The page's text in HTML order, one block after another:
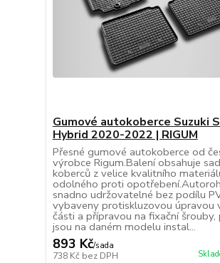
Gumové autokoberce Suzuki
Hybrid 2020-2022 | RIGUM
Přesné gumové autokoberce od
výrobce Rigum.Balení obsahuje
koberců z velice kvalitního
odolného proti
snadno udržovatelné bez podílu
vybaveny protiskluzovou úpravou
části a přípravou na fixační šrouby,
jsou na daném modelu instal...
893 Kč/sada
738 Kč bez DPH